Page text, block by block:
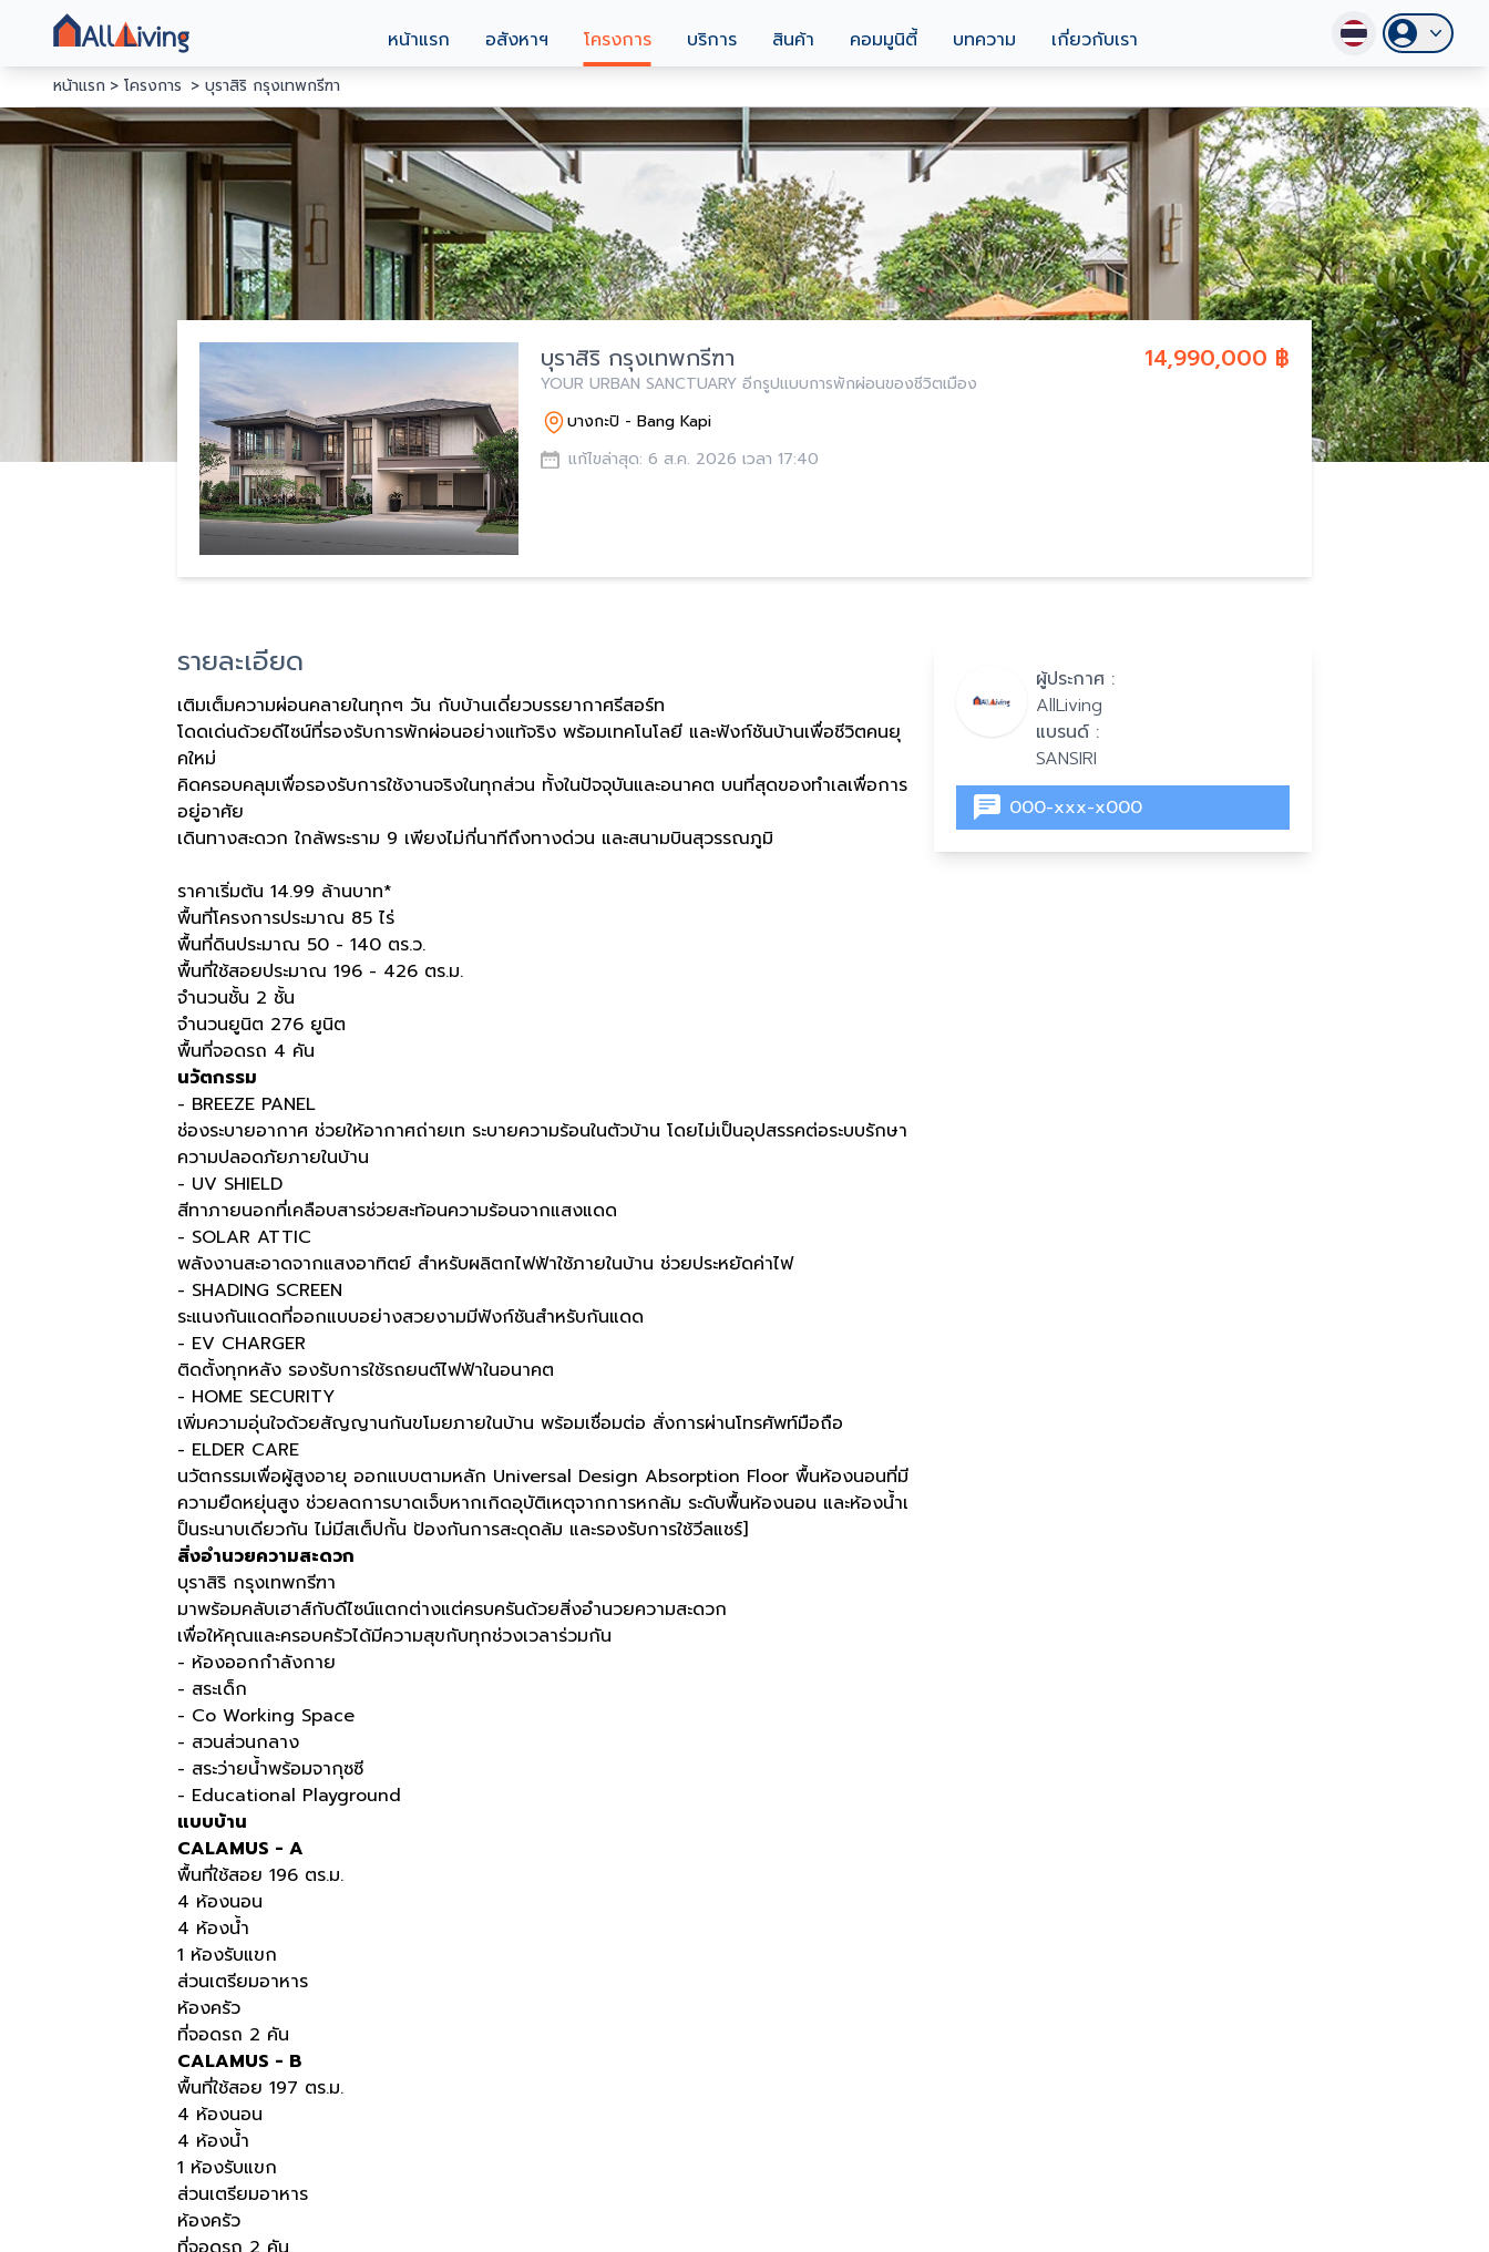
หน้าแรก อสังหาฯ โครงการ บริการ สินค้า คอมมูนิตี้ บทความ เกี่ยวกับเรา
หน้าแรก โครงการ บุราสิริ กรุงเทพกรีฑา
14,990,000 ฿
บุราสิริ กรุงเทพกรีฑา
YOUR URBAN SANCTUARY อีกรูปแบบการพักผ่อนของชีวิตเมือง
บางกะปิ - Bang Kapi
แก้ไขล่าสุด: 6 ส.ค. 2026 เวลา 17:40
รายละเอียด
เติมเต็มความผ่อนคลายในทุกๆ วัน กับบ้านเดี่ยวบรรยากาศรีสอร์ท
โดดเด่นด้วยดีไซน์ที่รองรับการพักผ่อนอย่างแท้จริง พร้อมเทคโนโลยี และฟังก์ชันบ้านเพื่อชีวิตคนยุ
คใหม่
คิดครอบคลุมเพื่อรองรับการใช้งานจริงในทุกส่วน ทั้งในปัจจุบันและอนาคต บนที่สุดของทำเลเพื่อการ
อยู่อาศัย
เดินทางสะดวก ใกล้พระราม 9 เพียงไม่กี่นาทีถึงทางด่วน และสนามบินสุวรรณภูมิ
ราคาเริ่มต้น 14.99 ล้านบาท*
พื้นที่โครงการประมาณ 85 ไร่
พื้นที่ดินประมาณ 50 - 140 ตร.ว.
พื้นที่ใช้สอยประมาณ 196 - 426 ตร.ม.
จำนวนชั้น 2 ชั้น
จำนวนยูนิต 276 ยูนิต
พื้นที่จอดรถ 4 คัน
นวัตกรรม
- BREEZE PANEL
ช่องระบายอากาศ ช่วยให้อากาศถ่ายเท ระบายความร้อนในตัวบ้าน โดยไม่เป็นอุปสรรคต่อระบบรักษา
ความปลอดภัยภายในบ้าน
- UV SHIELD
สีทาภายนอกที่เคลือบสารช่วยสะท้อนความร้อนจากแสงแดด
- SOLAR ATTIC
พลังงานสะอาดจากแสงอาทิตย์ สำหรับผลิตกไฟฟ้าใช้ภายในบ้าน ช่วยประหยัดค่าไฟ
- SHADING SCREEN
ระแนงกันแดดที่ออกแบบอย่างสวยงามมีฟังก์ชันสำหรับกันแดด
- EV CHARGER
ติดตั้งทุกหลัง รองรับการใช้รถยนต์ไฟฟ้าในอนาคต
- HOME SECURITY
เพิ่มความอุ่นใจด้วยสัญญานกันขโมยภายในบ้าน พร้อมเชื่อมต่อ สั่งการผ่านโทรศัพท์มือถือ
- ELDER CARE
นวัตกรรมเพื่อผู้สูงอายุ ออกแบบตามหลัก Universal Design Absorption Floor พื้นห้องนอนที่มี
ความยืดหยุ่นสูง ช่วยลดการบาดเจ็บหากเกิดอุบัติเหตุจากการหกล้ม ระดับพื้นห้องนอน และห้องน้ำเ
ป็นระนาบเดียวกัน ไม่มีสเต็ปกั้น ป้องกันการสะดุดล้ม และรองรับการใช้วีลแชร์]
สิ่งอำนวยความสะดวก
บุราสิริ กรุงเทพกรีฑา
มาพร้อมคลับเฮาส์กับดีไซน์แตกต่างแต่ครบครันด้วยสิ่งอำนวยความสะดวก
เพื่อให้คุณและครอบครัวได้มีความสุขกับทุกช่วงเวลาร่วมกัน
- ห้องออกกำลังกาย
- สระเด็ก
- Co Working Space
- สวนส่วนกลาง
- สระว่ายน้ำพร้อมจากุซซี
- Educational Playground​
แบบบ้าน
CALAMUS - A
พื้นที่ใช้สอย 196 ตร.ม.
4 ห้องนอน
4 ห้องน้ำ
1 ห้องรับแขก
ส่วนเตรียมอาหาร
ห้องครัว
ที่จอดรถ 2 คัน
CALAMUS - B
พื้นที่ใช้สอย 197 ตร.ม.
4 ห้องนอน
4 ห้องน้ำ
1 ห้องรับแขก
ส่วนเตรียมอาหาร
ห้องครัว
ผู้ประกาศ :
AllLiving
แบรนด์ :
SANSIRI
000-xxx-x000